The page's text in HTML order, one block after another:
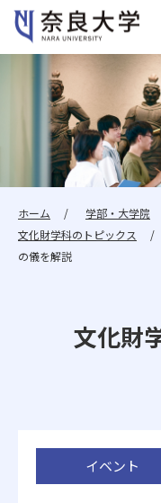
大学紹介
学部・大学院
学生生活
ホーム 学部・大学院
文化財学科のトピックス
の儀を解説
文化財
イベント